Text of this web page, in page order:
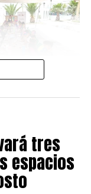
tres
espacios